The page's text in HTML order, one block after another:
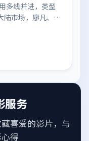
多线并进，类型
陆市场，廖凡、沈
转，结尾留白引
服务
喜爱的影片，与
得